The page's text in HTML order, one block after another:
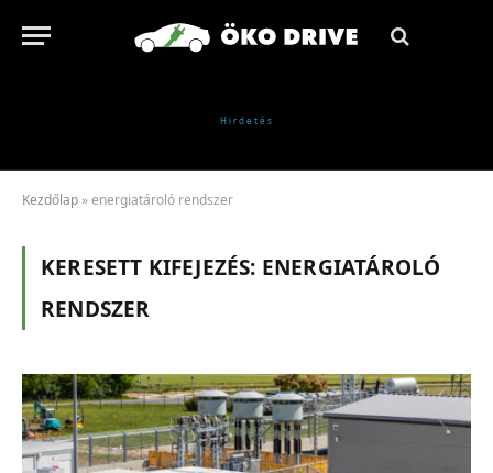
Kezdőlap »energiatároló rendszer
KERESETT KIFEJEZÉS: ENERGIATÁROLÓ
RENDSZER